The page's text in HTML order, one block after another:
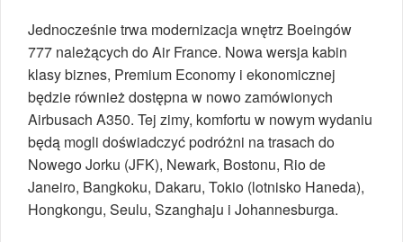
Jednocześnie trwa modernizacja wnętrz Boeingów
777 należących do Air France. Nowa wersja kabin
klasy biznes, Premium Economy i ekonomicznej
będzie również dostępna w nowo zamówionych
Airbusach A350. Tej zimy, komfortu w nowym wydaniu
będą mogli doświadczyć podróżni na trasach do
Nowego Jorku (JFK), Newark, Bostonu, Rio de
Janeiro, Bangkoku, Dakaru, Tokio (lotnisko Haneda),
Hongkongu, Seulu, Szanghaju i Johannesburga.